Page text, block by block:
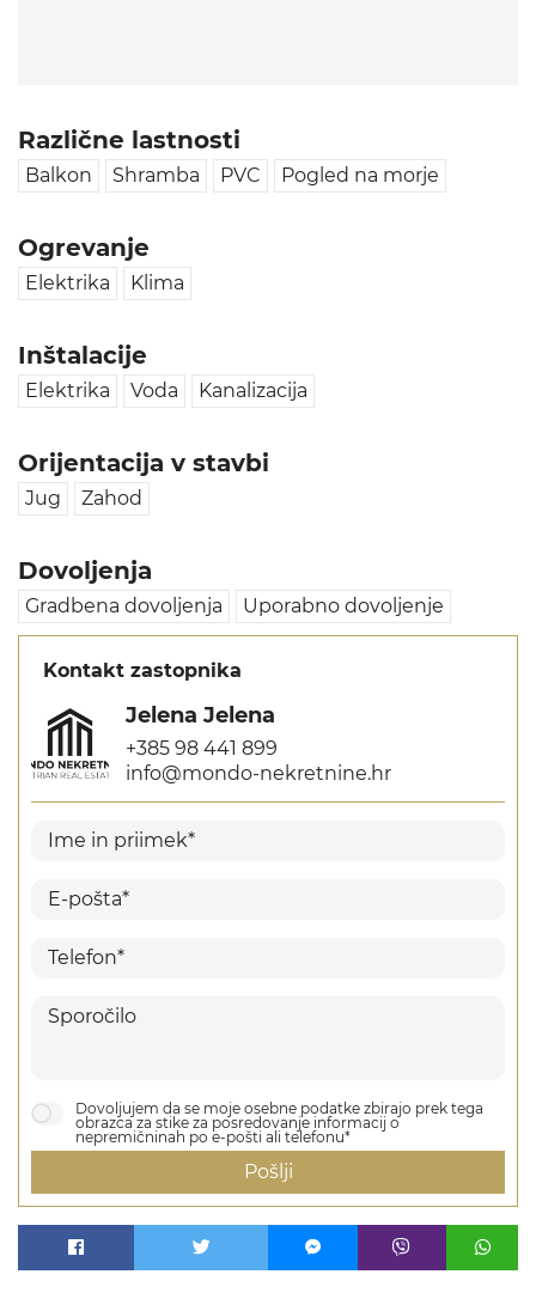
Različne lastnosti
Balkon Shramba PVC Pogled na morje
Ogrevanje
Elektrika Klima
Inštalacije
Elektrika Voda Kanalizacija
Orijentacija v stavbi
Jug Zahod
Dovoljenja
Gradbena dovoljenja Uporabno dovoljenje
Kontakt zastopnika
Jelena Jelena
+385 98 441 899
info@mondo-nekretnine.hr
Dovoljujem da se moje osebne podatke zbirajo prek tega
obrazca za stike za posredovanje informacij o
nepremičninah po e-pošti ali telefonu*
Pošlji